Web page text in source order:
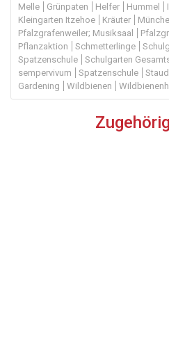
Melle
Grünpaten Helfer Hummel
Kleingarten Itzehoe
Kräuter
Pfalzgrafenweiler; Musiksaal
Pflanzaktion
Schmetterlinge
Spatzenschule
Schulgarten
sempervivum
Spatzenschule
Gardening
Wildbienen